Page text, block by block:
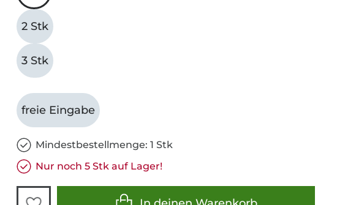
2 Stk
3 Stk
freie Eingabe
Mindestbestellmenge: 1 Stk
Nur noch 5 Stk auf Lager!